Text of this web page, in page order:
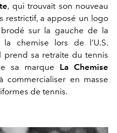
, qui trouvait son nouveau
restrictif, a apposé un logo
sur la gauche de la
chemise lors de l'U.S.
prend sa retraite du tennis
sa marque La Chemise
commercialiser en masse
de tennis.